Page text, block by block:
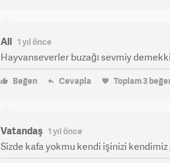
Ali 1 yıl önce
Hayvanseverler buzağı sevmiy demekki
Beğen Cevapla Toplam3
Vatandaş 1 yıl önce
Sizde kafa yokmu kendi işinizi